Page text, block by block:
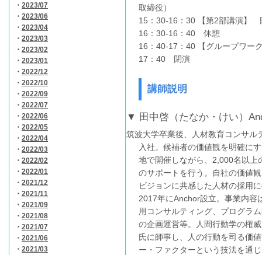
・ 2023/07
・ 2023/06
・ 2023/04
・ 2023/03
・ 2023/02
・ 2023/01
・ 2022/12
・ 2022/10
・ 2022/09
・ 2022/07
・ 2022/06
・ 2022/05
・ 2022/04
・ 2022/03
・ 2022/02
・ 2022/01
・ 2021/12
・ 2021/11
・ 2021/09
・ 2021/08
・ 2021/07
・ 2021/06
・ 2021/03
取締役）
15：30-16：30 【第2部講演】
16：30-16：40 休憩
16：40-17：40 【グループワ
17：40 閉演
講師説明
▼ 田中啓（たなか・けい）
筑波大学卒業後、人材教育コンサル
入社。候補者の価値観を明確に
地で開催しながら、2,000名以上
のサポートを行う。自社の価値
ビジョンに共感した人材の採用
2017年にAnchor設立。事業内容
用コンサルティング、プログラ
の企画運営等。人間行動学の権
氏に師事し、人の行動を司る価
ー・ファクターという技法を通